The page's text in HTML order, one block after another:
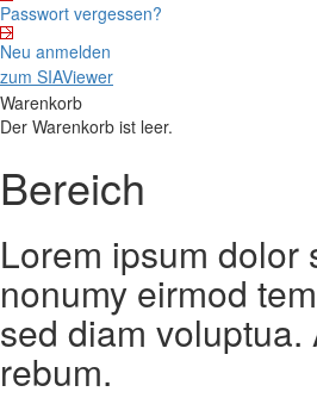
Passwort vergessen?
Neu anmelden
zum SIAViewer
Warenkorb
Der Warenkorb ist leer.
Bereich
Lorem ipsum dolor
nonumy eirmod
sed diam
rebum.